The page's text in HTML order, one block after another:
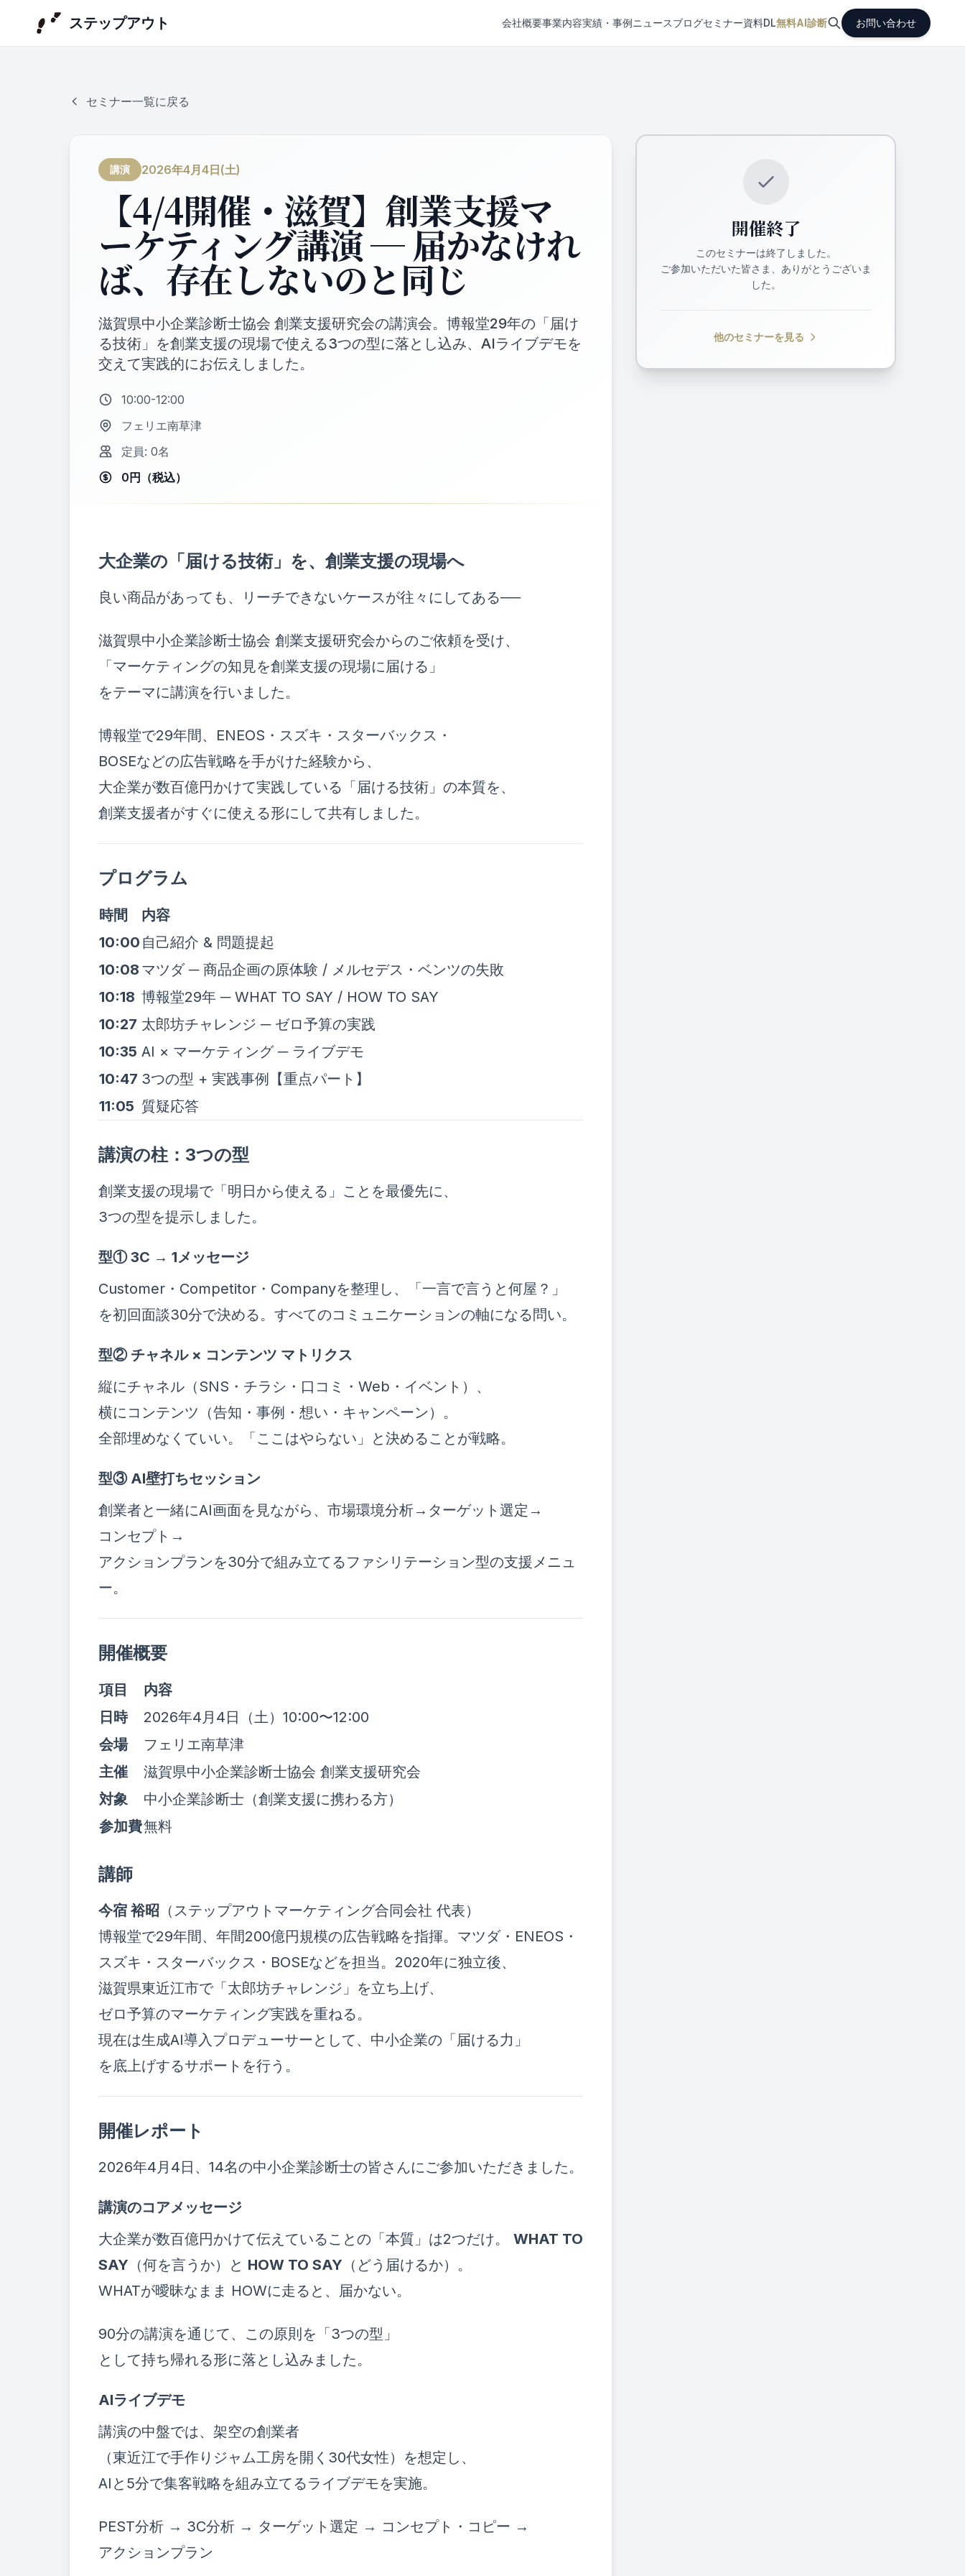
ステップアウト 会社概要事業内容実績・事例ニュースブログセミナー資料DL無料AI診断 お問い合わせ
セミナー一覧に戻る
講演 2026年4月4日(土)
【4/4開催・滋賀】創業支援マ
ーケティング講演 ─ 届かなけれ
ば、存在しないのと同じ
滋賀県中小企業診断士協会 創業支援研究会の講演会。博報堂29年の「届け
る技術」を創業支援の現場で使える3つの型に落とし込み、AIライブデモを
交えて実践的にお伝えしました。
10:00-12:00
フェリエ南草津
定員: 0名
0 円（税込）
大企業の「届ける技術」を、創業支援の現場へ
良い商品があっても、リーチできないケースが往々にしてある──
滋賀県中小企業診断士協会 創業支援研究会からのご依頼を受け、
「マーケティングの知見を創業支援の現場に届ける」
をテーマに講演を行いました。
博報堂で29年間、ENEOS・スズキ・スターバックス・
BOSEなどの広告戦略を手がけた経験から、
大企業が数百億円かけて実践している「届ける技術」の本質を、
創業支援者がすぐに使える形にして共有しました。
プログラム
時間
内容
10:00 自己紹介 & 問題提起
10:08 マツダ ─ 商品企画の原体験 / メルセデス・ベンツの失敗
10:18 博報堂29年 ─ WHAT TO SAY / HOW TO SAY
10:27 太郎坊チャレンジ ─ ゼロ予算の実践
10:35 AI × マーケティング ─ ライブデモ
10:47 3つの型 + 実践事例【重点パート】
11:05 質疑応答
講演の柱：3つの型
創業支援の現場で「明日から使える」ことを最優先に、
3つの型を提示しました。
型① 3C → 1メッセージ
Customer・Competitor・Companyを整理し、「一言で言うと何屋？」
を初回面談30分で決める。すべてのコミュニケーションの軸になる問い。
型② チャネル × コンテンツ マトリクス
縦にチャネル（SNS・チラシ・口コミ・Web・イベント）、
横にコンテンツ（告知・事例・想い・キャンペーン）。
全部埋めなくていい。「ここはやらない」と決めることが戦略。
型③ AI壁打ちセッション
創業者と一緒にAI画面を見ながら、市場環境分析→ターゲット選定→
コンセプト→
アクションプランを30分で組み立てるファシリテーション型の支援メニュ
ー。
開催概要
項目
内容
日時
2026年4月4日（土）10:00〜12:00
会場
フェリエ南草津
主催
滋賀県中小企業診断士協会 創業支援研究会
対象
中小企業診断士（創業支援に携わる方）
参加費無料
講師
今宿 裕昭 （ステップアウトマーケティング合同会社 代表）
博報堂で29年間、年間200億円規模の広告戦略を指揮。マツダ・ENEOS・
スズキ・スターバックス・BOSEなどを担当。2020年に独立後、
滋賀県東近江市で「太郎坊チャレンジ」を立ち上げ、
ゼロ予算のマーケティング実践を重ねる。
現在は生成AI導入プロデューサーとして、中小企業の「届ける力」
を底上げするサポートを行う。
開催レポート
2026年4月4日、14名の中小企業診断士の皆さんにご参加いただきました。
講演のコアメッセージ
大企業が数百億円かけて伝えていることの「本質」は2つだけ。 WHAT TO
SAY （何を言うか）と HOW TO SAY （どう届けるか）。
WHATが曖昧なまま HOWに走ると、届かない。
90分の講演を通じて、この原則を「3つの型」
として持ち帰れる形に落とし込みました。
AIライブデモ
講演の中盤では、架空の創業者
（東近江で手作りジャム工房を開く30代女性）を想定し、
AIと5分で集客戦略を組み立てるライブデモを実施。
PEST分析 → 3C分析 → ターゲット選定 → コンセプト・コピー →
アクションプラン
開催終了
このセミナーは終了しました。
ご参加いただいた皆さま、ありがとうございま
した。
他のセミナーを見る